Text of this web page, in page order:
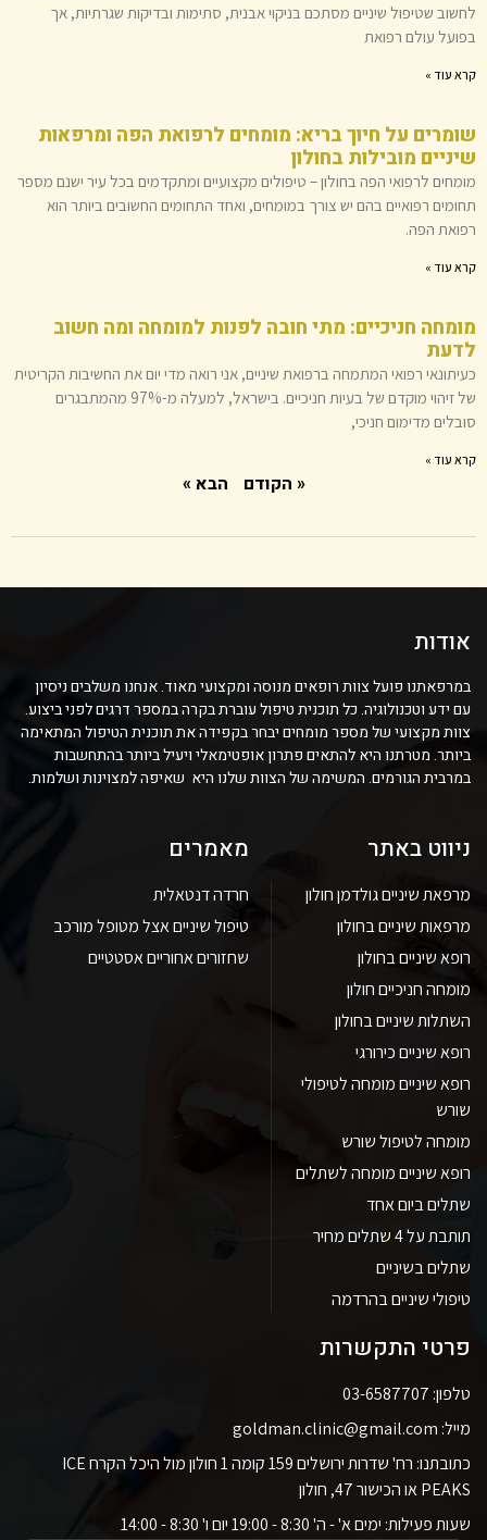
לחשוב שטיפול שיניים מסתכם בניקוי אבנית, סתימות ובדיקות שגרתיות, אך
בפועל עולם רפואת
קרא עוד »
שומרים על חיוך בריא: מומחים לרפואת הפה ומרפאות
שיניים מובילות בחולון
מומחים לרפואי הפה בחולון – טיפולים מקצועיים ומתקדמים בכל עיר ישנם מספר
תחומים רפואיים בהם יש צורך במומחים, ואחד התחומים החשובים ביותר הוא
רפואת הפה.
קרא עוד »
מומחה חניכיים: מתי חובה לפנות למומחה ומה חשוב
לדעת
כעיתונאי רפואי המתמחה ברפואת שיניים, אני רואה מדי יום את החשיבות הקריטית
של זיהוי מוקדם של בעיות חניכיים. בישראל, למעלה מ-97% מהמתבגרים
סובלים מדימום חניכי,
קרא עוד »
« הקודם הבא »
אודות
במרפאתנו פועל צוות רופאים מנוסה ומקצועי מאוד. אנחנו משלבים ניסיון
עם ידע וטכנולוגיה. כל תוכנית טיפול עוברת בקרה במספר דרגים לפני ביצוע.
צוות מקצועי של מספר מומחים יבחר בקפידה את תוכנית הטיפול המתאימה
ביותר. מטרתנו היא להתאים פתרון אופטימאלי ויעיל ביותר בהתחשבות
במרבית הגורמים. המשימה של הצוות שלנו היא שאיפה למצוינות ושלמות.
ניווט באתר
מרפאת שיניים גולדמן חולון
מרפאות שיניים בחולון
רופא שיניים בחולון
מומחה חניכיים חולון
השתלות שיניים בחולון
רופא שיניים כירורגי
רופא שיניים מומחה לטיפולי
שורש
מומחה לטיפול שורש
רופא שיניים מומחה לשתלים
שתלים ביום אחד
תותבת על 4 שתלים מחיר
שתלים בשיניים
טיפולי שיניים בהרדמה
מאמרים
חרדה דנטאלית
טיפול שיניים אצל מטופל מורכב
שחזורים אחוריים אסטטיים
פרטי התקשרות
טלפון: 03-6587707
מייל: goldman.clinic@gmail.com
כתובתנו: רח' שדרות ירושלים 159 קומה 1 חולון מול היכל הקרח ICE
PEAKS או הכישור 47, חולון
שעות פעילות: ימים א' - ה' 8:30 - 19:00 יום ו' 8:30 - 14:00